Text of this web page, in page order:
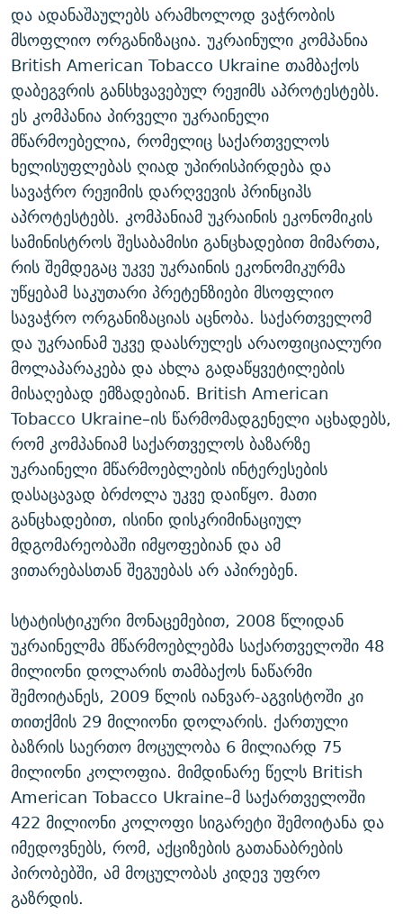
და ადანაშაულებს არამხოლოდ ვაჭრობის
მსოფლიო ორგანიზაცია. უკრაინული კომპანია
British American Tobacco Ukraine თამბაქოს
დაბეგვრის განსხვავებულ რეჟიმს აპროტესტებს.
ეს კომპანია პირველი უკრაინელი
მწარმოებელია, რომელიც საქართველოს
ხელისუფლებას ღიად უპირისპირდება და
სავაჭრო რეჟიმის დარღვევის პრინციპს
აპროტესტებს. კომპანიამ უკრაინის ეკონომიკის
სამინისტროს შესაბამისი განცხადებით მიმართა,
რის შემდეგაც უკვე უკრაინის ეკონომიკურმა
უწყებამ საკუთარი პრეტენზიები მსოფლიო
სავაჭრო ორგანიზაციას აცნობა. საქართველომ
და უკრაინამ უკვე დაასრულეს არაოფიციალური
მოლაპარაკება და ახლა გადაწყვეტილების
მისაღებად ემზადებიან. British American
Tobacco Ukraine–ის წარმომადგენელი აცხადებს,
რომ კომპანიამ საქართველოს ბაზარზე
უკრაინელი მწარმოებლების ინტერესების
დასაცავად ბრძოლა უკვე დაიწყო. მათი
განცხადებით, ისინი დისკრიმინაციულ
მდგომარეობაში იმყოფებიან და ამ
ვითარებასთან შეგუებას არ აპირებენ.
სტატისტიკური მონაცემებით, 2008 წლიდან
უკრაინელმა მწარმოებლებმა საქართველოში 48
მილიონი დოლარის თამბაქოს ნაწარმი
შემოიტანეს, 2009 წლის იანვარ-აგვისტოში კი
თითქმის 29 მილიონი დოლარის. ქართული
ბაზრის საერთო მოცულობა 6 მილიარდ 75
მილიონი კოლოფია. მიმდინარე წელს British
American Tobacco Ukraine–მ საქართველოში
422 მილიონი კოლოფი სიგარეტი შემოიტანა და
იმედოვნებს, რომ, აქციზების გათანაბრების
პირობებში, ამ მოცულობას კიდევ უფრო
გაზრდის.